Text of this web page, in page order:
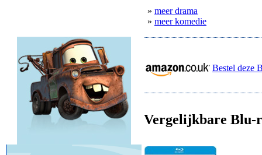
» meer drama
» meer komedie
Bestel deze
Vergelijkbare Blu-